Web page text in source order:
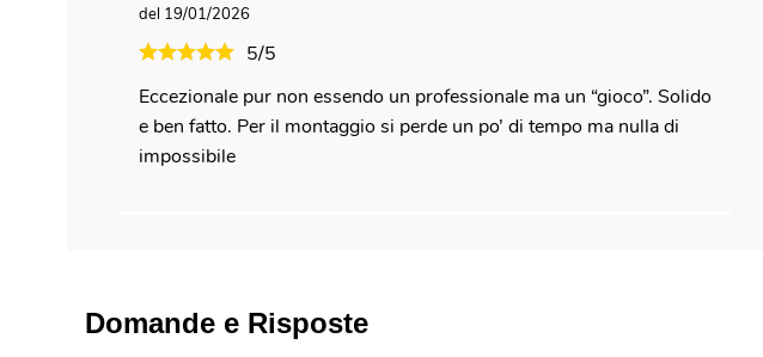
del 19/01/2026
5/5
Eccezionale pur non essendo un professionale ma un “gioco”. Solido
e ben fatto. Per il montaggio si perde un po’ di tempo ma nulla di
impossibile
Domande e Risposte